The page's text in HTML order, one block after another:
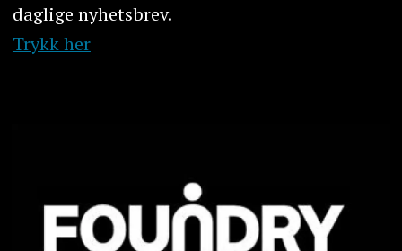
daglige nyhetsbrev.
Trykk her